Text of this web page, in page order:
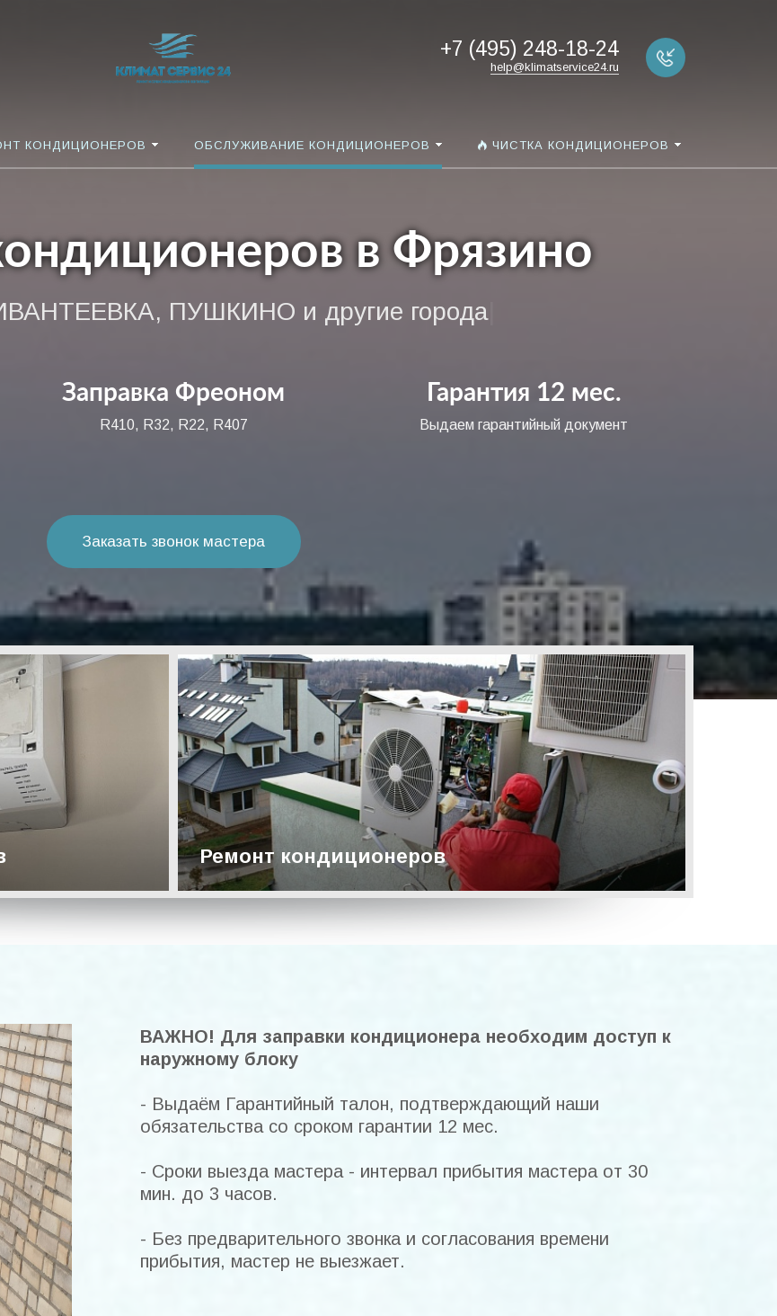
+7 (495) 248-18-24
help@klimatservice24.ru
КОНДИЦИОНЕРОВ ОБСЛУЖИВАНИЕ КОНДИЦИОНЕРОВ ЧИСТКА КОНДИЦИОНЕРОВ
в Фрязино
ПУШКИНО и другие города
Заправка Фреоном
R410, R32, R22, R407
Гарантия 12 мес.
Выдаем гарантийный документ
Заказать звонок мастера
Ремонт кондиционеров
ВАЖНО! Для заправки кондиционера необходим доступ к
наружному блоку
- Выдаём Гарантийный талон, подтверждающий наши
обязательства со сроком гарантии 12 мес.
- Сроки выезда мастера - интервал прибытия мастера от 30
мин. до 3 часов.
- Без предварительного звонка и согласования времени
прибытия, мастер не выезжает.